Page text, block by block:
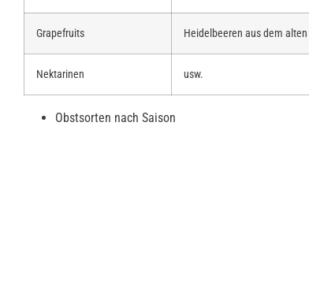
Grapefruits Heidelbeeren aus dem alten
Nektarinen usw.
Obstsorten nach Saison